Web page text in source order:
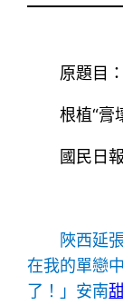
原題目
根植“膏
國民日
陜西延
在我的單戀
了！」安南